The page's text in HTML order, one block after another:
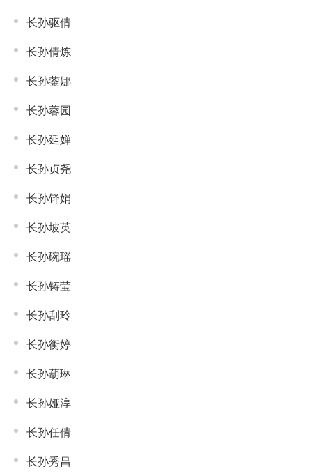
长孙驱倩
长孙倩炼
长孙蓥娜
长孙蓉园
长孙延婵
长孙贞尧
长孙铎娟
长孙坡英
长孙碗瑶
长孙铸莹
长孙刮玲
长孙衡婷
长孙葫琳
长孙娅淳
长孙任倩
长孙秀昌